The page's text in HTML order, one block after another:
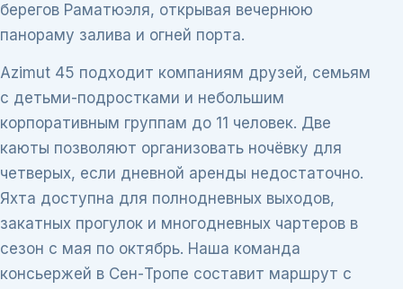
берегов Раматюэля, открывая вечернюю
панораму залива и огней порта.
Azimut 45 подходит компаниям друзей, семьям
с детьми-подростками и небольшим
корпоративным группам до 11 человек. Две
каюты позволяют организовать ночёвку для
четверых, если дневной аренды недостаточно.
Яхта доступна для полнодневных выходов,
закатных прогулок и многодневных чартеров в
сезон с мая по октябрь. Наша команда
консьержей в Сен-Тропе составит маршрут с